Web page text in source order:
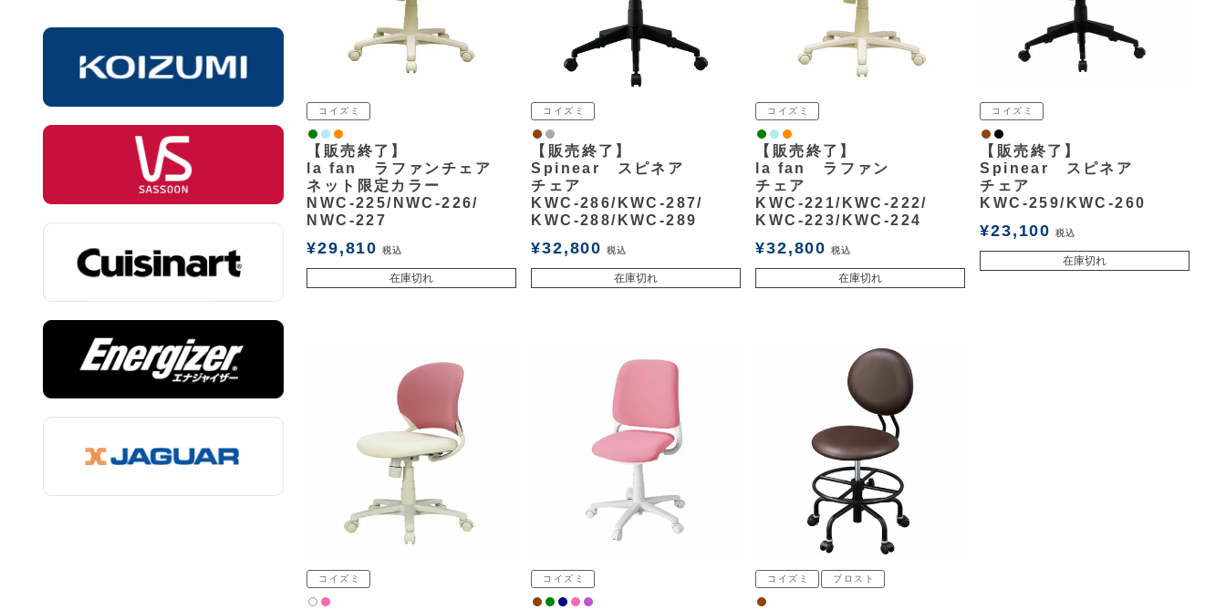
コイズミ
緑 ライトブルー
オレンジ
【販売終了】
la fan ラファンチェア
ネット限定カラー
NWC-225/NWC-226/
NWC-227
¥29,810 税込
在庫切れ
コイズミ
ウォルナット
グレー
【販売終了】
Spinear スピネア
チェア
KWC-286/KWC-287/
KWC-288/KWC-289
¥32,800 税込
在庫切れ
コイズミ
緑 ライトブルー
オレンジ
【販売終了】
la fan ラファン
チェア
KWC-221/KWC-222/
KWC-223/KWC-224
¥32,800 税込
在庫切れ
コイズミ
ウォルナット
黒
【販売終了】
Spinear スピネア
チェア
KWC-259/KWC-260
¥23,100 税込
在庫切れ
コイズミ
白2ピンク
コイズミ
ウォルナット
緑 ネイビー
ピンクパープル
コイズミ ブロスト
ウォルナット